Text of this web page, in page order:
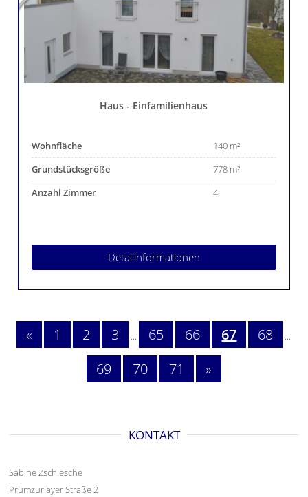
Haus - Einfamilienhaus
Wohnfläche
140 m²
Grundstücksgröße
778 m²
Anzahl Zimmer
4
Detailinformationen
« 1 2 3 ... 65 66 67 68 ...
69 70 71 »
KONTAKT
Sabine Zschiesche
Prümzurlayer Straße 2